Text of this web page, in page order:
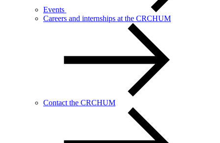
Events
Careers and internships at the CRCHUM
Contact the CRCHUM